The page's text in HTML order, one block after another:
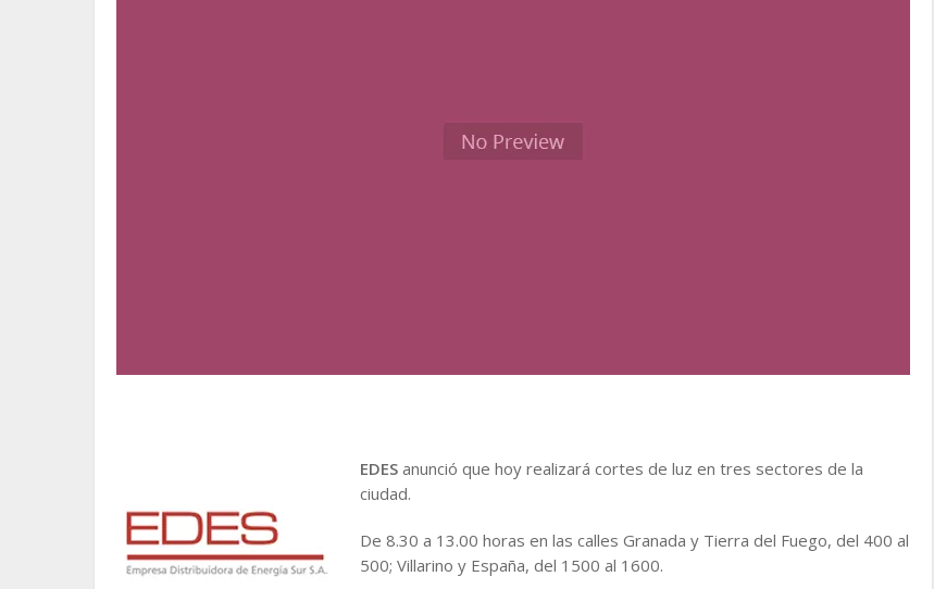
EDESanunció que hoy realizará cortes de luz en tres sectores de la
ciudad.
De 8.30 a 13.00 horas en las calles Granada y Tierra del Fuego, del 400 al
500; Villarino y España, del 1500 al 1600.